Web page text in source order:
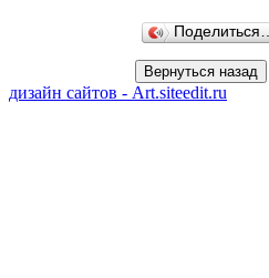
Поделиться…
дизайн сайтов - Art.siteedit.ru